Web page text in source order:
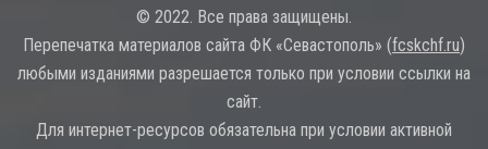
© 2022. Все права защищены.
Перепечатка материалов сайта ФК «Севастополь» (fcskchf.ru)
любыми изданиями разрешается только при условии ссылки на
сайт.
Для интернет-ресурсов обязательна при условии активной